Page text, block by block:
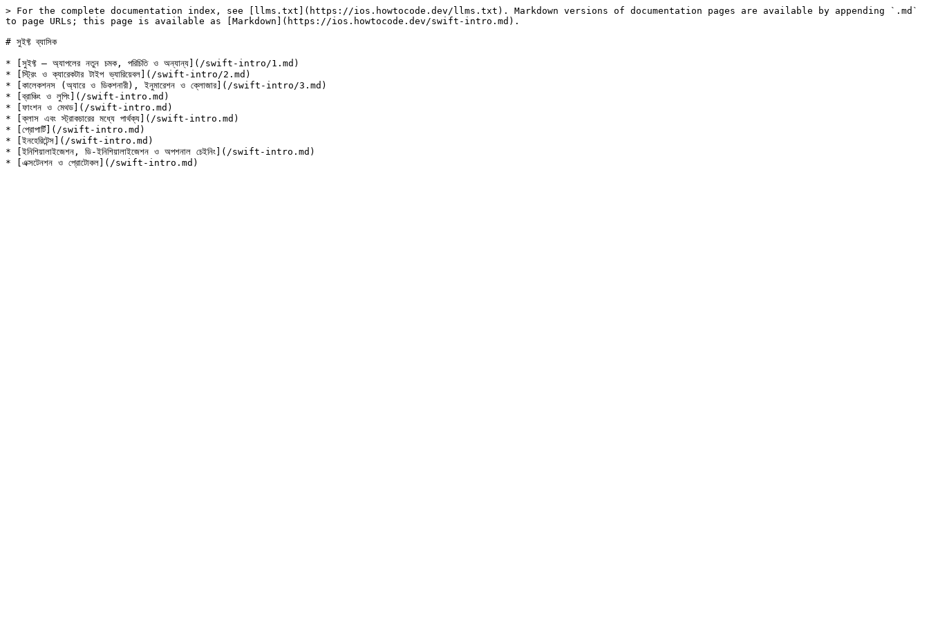
> For the complete documentation index, see [llms.txt](https://ios.howtocode.dev/llms.txt). Markdown versions of documentation pages are available by appending `.md`
to page URLs; this page is available as [Markdown](https://ios.howtocode.dev/swift-intro.md).
# সুইফ্ট ব্যাসিক
* [সুইফ্ট – অ্যাপলের নতুন চমক, পরিচিতি ও অন্যান্য](/swift-intro/1.md)
* [স্ট্রিং ও ক্যারেকটার টাইপ ভ্যারিয়েবল](/swift-intro/2.md)
* [কালেকশনস (অ্যারে ও ডিকশনারী), ইনুমারেশন ও ক্লোজার](/swift-intro/3.md)
* [ব্রাঞ্চিং ও লুপিং](/swift-intro.md)
* [ফাংশন ও মেথড](/swift-intro.md)
* [ক্লাস এবং স্ট্রাকচারের মধ্যে পার্থক্য](/swift-intro.md)
* [প্রোপার্টি](/swift-intro.md)
* [ইনহেরিটেন্স](/swift-intro.md)
* [ইনিশিয়ালাইজেশন, ডি-ইনিশিয়ালাইজেশন ও অপশনাল চেইনিং](/swift-intro.md)